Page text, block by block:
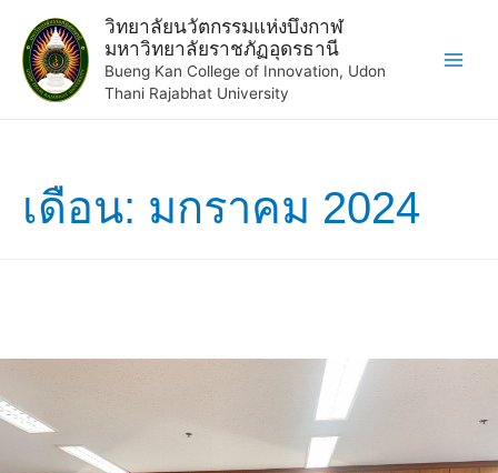
วิทยาลัยนวัตกรรมแห่งบึงกาฬ
มหาวิทยาลัยราชภัฏอุดรธานี
Bueng Kan College of Innovation, Udon
Thani Rajabhat University
เดือน: มกราคม 2024